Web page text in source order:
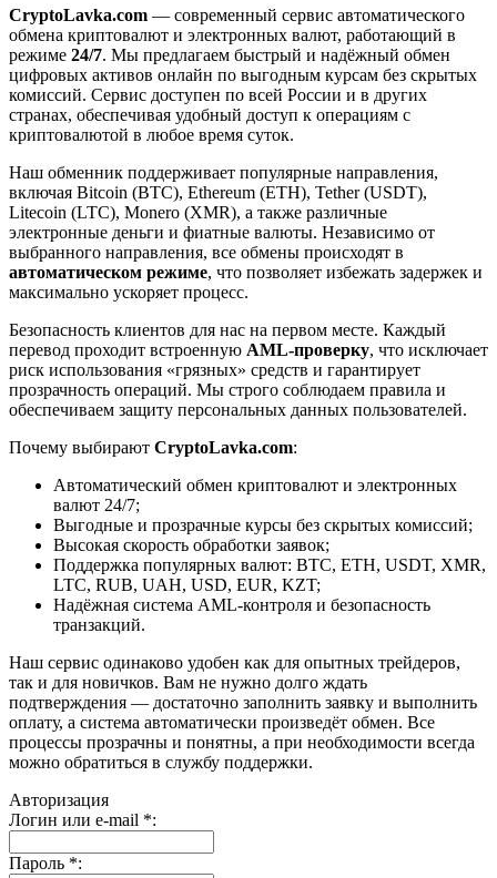
CryptoLavka.com — современный сервис автоматического
обмена криптовалют и электронных валют, работающий в
режиме 24/7. Мы предлагаем быстрый и надёжный обмен
цифровых активов онлайн по выгодным курсам без скрытых
комиссий. Сервис доступен по всей России и в других
странах, обеспечивая удобный доступ к операциям с
криптовалютой в любое время суток.
Наш обменник поддерживает популярные направления,
включая Bitcoin (BTC), Ethereum (ETH), Tether (USDT),
Litecoin (LTC), Monero (XMR), а также различные
электронные деньги и фиатные валюты. Независимо от
выбранного направления, все обмены происходят в
автоматическом режиме, что позволяет избежать задержек и
максимально ускоряет процесс.
Безопасность клиентов для нас на первом месте. Каждый
перевод проходит встроенную AML-проверку, что исключает
риск использования «грязных» средств и гарантирует
прозрачность операций. Мы строго соблюдаем правила и
обеспечиваем защиту персональных данных пользователей.
Почему выбирают CryptoLavka.com:
Автоматический обмен криптовалют и электронных
валют 24/7;
Выгодные и прозрачные курсы без скрытых комиссий;
Высокая скорость обработки заявок;
Поддержка популярных валют: BTC, ETH, USDT, XMR,
LTC, RUB, UAH, USD, EUR, KZT;
Надёжная система AML-контроля и безопасность
транзакций.
Наш сервис одинаково удобен как для опытных трейдеров,
так и для новичков. Вам не нужно долго ждать
подтверждения — достаточно заполнить заявку и выполнить
оплату, а система автоматически произведёт обмен. Все
процессы прозрачны и понятны, а при необходимости всегда
можно обратиться в службу поддержки.
Авторизация
Логин или e-mail *:
Пароль *: